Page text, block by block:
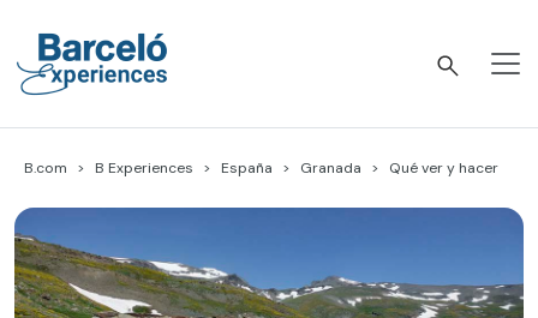
content
B.com B Experiences España Granada Qué ver y hacer